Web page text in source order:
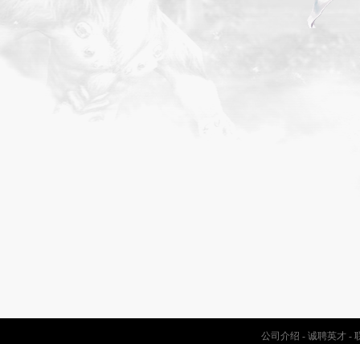
公司介绍 - 诚聘英才 -